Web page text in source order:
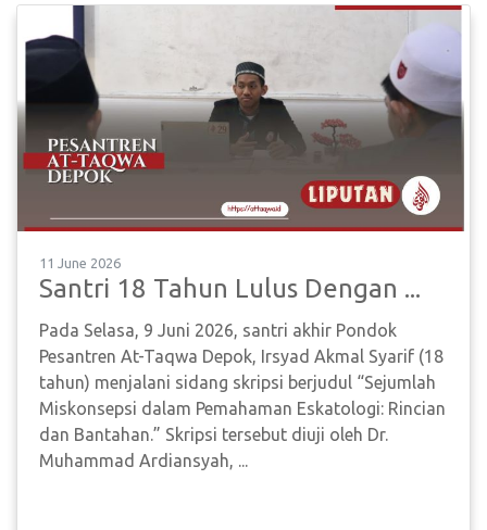
11 June 2026
Santri 18 Tahun Lulus Dengan ...
Pada Selasa, 9 Juni 2026, santri akhir Pondok
Pesantren At-Taqwa Depok, Irsyad Akmal Syarif (18
tahun) menjalani sidang skripsi berjudul “Sejumlah
Miskonsepsi dalam Pemahaman Eskatologi: Rincian
dan Bantahan.” Skripsi tersebut diuji oleh Dr.
Muhammad Ardiansyah, ...